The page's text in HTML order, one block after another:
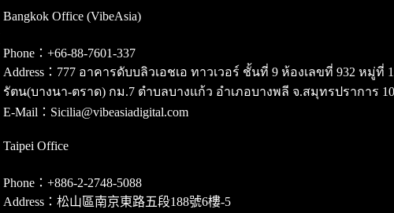
Bangkok Office (VibeAsia)
Phone：+66-88-7601-337
Address：777 อาคารดับบลิวเอชเอ ทาวเวอร์ ชั้นที่ 9 ห้องเลขที่ 932 หมู่ที่
รัตน(บางนา-ตราด) กม.7 ตำบลบางแก้ว อำเภอบางพลี จ.สมุทรปราการ
E-Mail：Sicilia@vibeasiadigital.com
Taipei Office
Phone：+886-2-2748-5088
Address：松山區南京東路五段188號6樓-5